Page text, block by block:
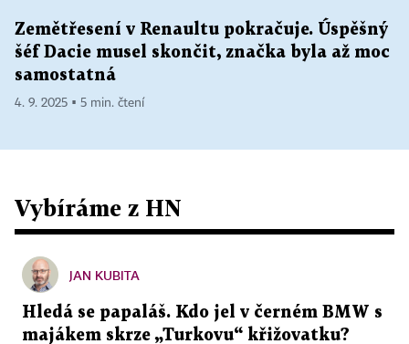
Zemětřesení v Renaultu pokračuje. Úspěšný
šéf Dacie musel skončit, značka byla až moc
samostatná
4. 9. 2025 ▪ 5 min. čtení
Vybíráme z HN
JAN KUBITA
Hledá se papaláš. Kdo jel v černém BMW s
majákem skrze „Turkovu“ křižovatku?